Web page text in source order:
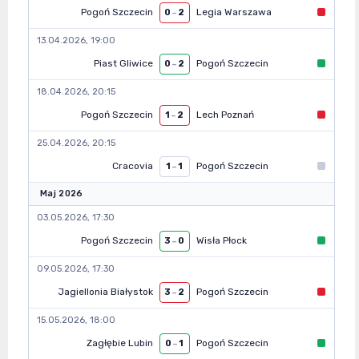
Pogoń Szczecin 0 – 2 Legia Warszawa
13.04.2026, 19:00
Piast Gliwice 0 – 2 Pogoń Szczecin
18.04.2026, 20:15
Pogoń Szczecin 1 – 2 Lech Poznań
25.04.2026, 20:15
Cracovia 1 –1 Pogoń Szczecin
Maj 2026
03.05.2026, 17:30
Pogoń Szczecin 3 – 0 Wisła Płock
09.05.2026, 17:30
Jagiellonia Białystok 3 – 2 Pogoń Szczecin
15.05.2026, 18:00
Zagłębie Lubin 0 –1 Pogoń Szczecin